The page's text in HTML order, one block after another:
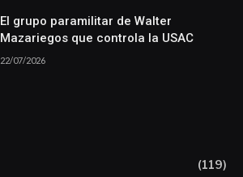
El grupo paramilitar de Walter
Mazariegos que controla la USAC
22/07/2026
(119)